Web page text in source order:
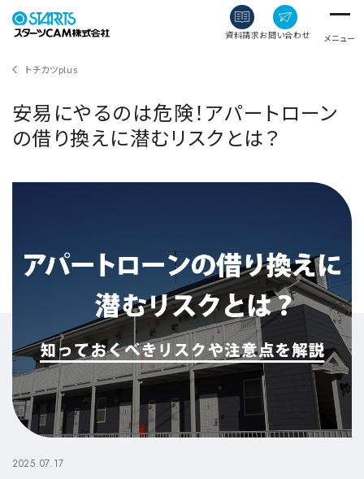
資料請求お問い合わせ メニュー
トチカツplus
安易にやるのは危険！アパートローン
の借り換えに潜むリスクとは？
2025.07.17